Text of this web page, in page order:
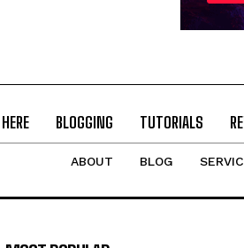
BLOGGING TUTORIALS
ABOUT BLOG